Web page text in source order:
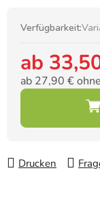
Verfügbarkeit:
ab
ab 27,90 €
Drucken